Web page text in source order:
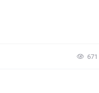
671